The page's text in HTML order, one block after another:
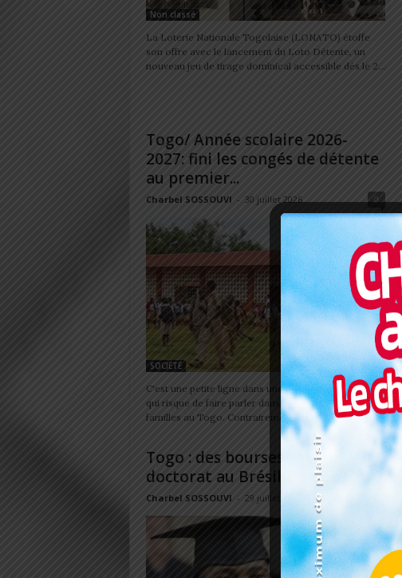
Non classé
La Loterie Nationale Togolaise (LONATO) étoffe
son offre avec le lancement du Loto Détente, un
nouveau jeu de tirage dominical accessible dès le 2...
Togo/ Année scolaire 2026-
2027: fini les congés de détente
au premier...
Charbel SOSSOUVI - 30 juillet 2026 0
SOCIÉTÉ
C'est une petite ligne dans une décision ministérielle
qui risque de faire parler dans les écoles et dans les
familles au Togo. Contrairement aux...
Togo : des bourses de master et
doctorat au Brésil sont...
Charbel SOSSOUVI - 29 juillet 2026